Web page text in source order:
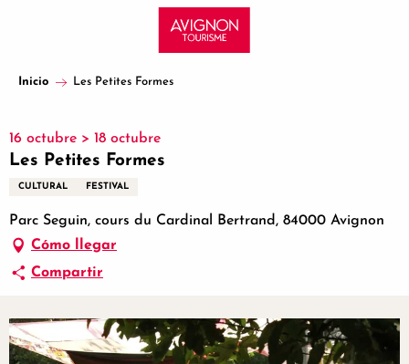
principal
Inicio Les Petites Formes
16 octubre > 18 octubre
Les Petites Formes
CULTURAL FESTIVAL
Parc Seguin, cours du Cardinal Bertrand, 84000 Avignon
Cómo llegar
Compartir